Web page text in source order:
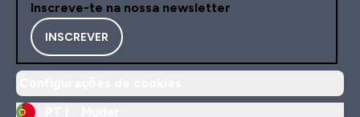
Inscreve-te na nossa newsletter
INSCREVER